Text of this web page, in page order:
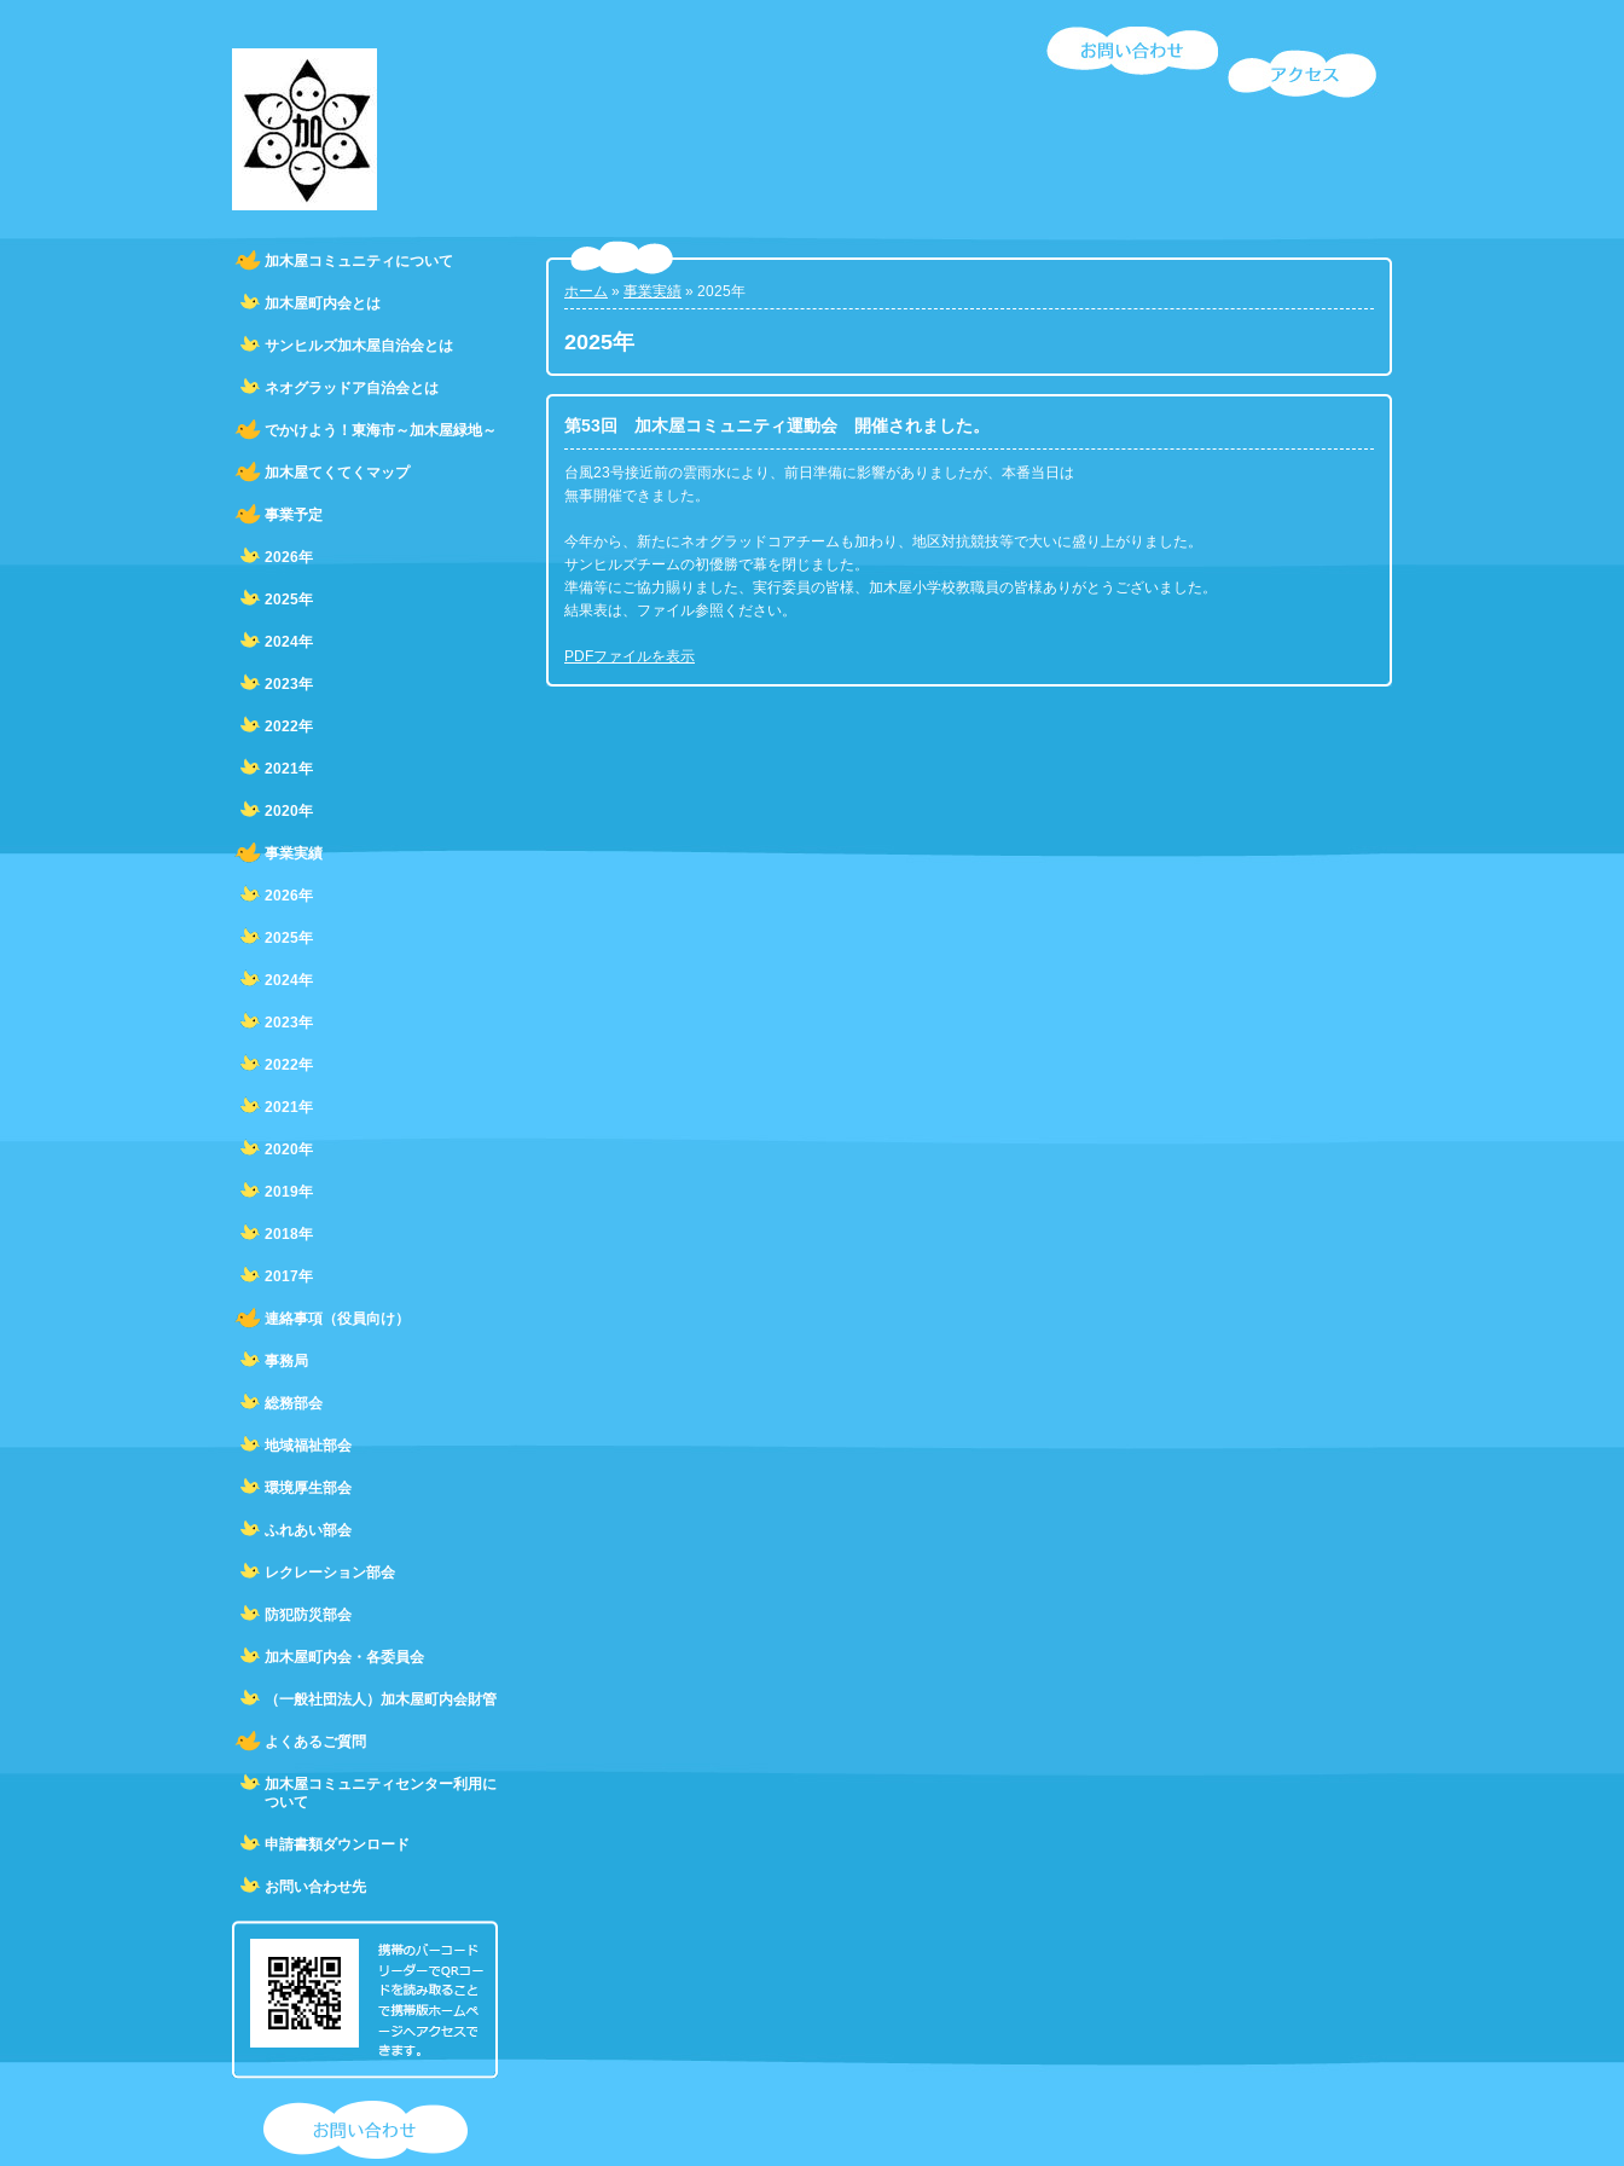
加木屋コミュニティについて
加木屋町内会とは
サンヒルズ加木屋自治会とは
ネオグラッドア自治会とは
でかけよう！東海市～加木屋緑地～
加木屋てくてくマップ
事業予定
2026年
2025年
2024年
2023年
2022年
2021年
2020年
事業実績
2026年
2025年
2024年
2023年
2022年
2021年
2020年
2019年
2018年
2017年
連絡事項（役員向け）
事務局
総務部会
地域福祉部会
環境厚生部会
ふれあい部会
レクレーション部会
防犯防災部会
加木屋町内会・各委員会
（一般社団法人）加木屋町内会財管
よくあるご質問
加木屋コミュニティセンター利用に
ついて
申請書類ダウンロード
お問い合わせ先
ホーム » 事業実績 » 2025年
2025年
第53回 加木屋コミュニティ運動会 開催されました。
台風23号接近前の雲雨水により、前日準備に影響がありましたが、本番当日は
無事開催できました。
今年から、新たにネオグラッドコアチームも加わり、地区対抗競技等で大いに盛り上がりました。
サンヒルズチームの初優勝で幕を閉じました。
準備等にご協力賜りました、実行委員の皆様、加木屋小学校教職員の皆様ありがとうございました。
結果表は、ファイル参照ください。
PDFファイルを表示